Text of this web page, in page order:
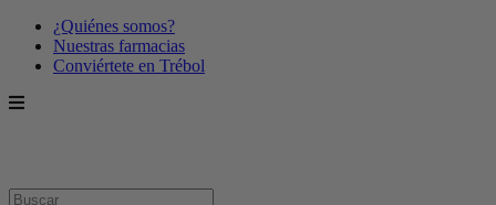
¿Quiénes somos?
Nuestras farmacias
Conviértete en Trébol